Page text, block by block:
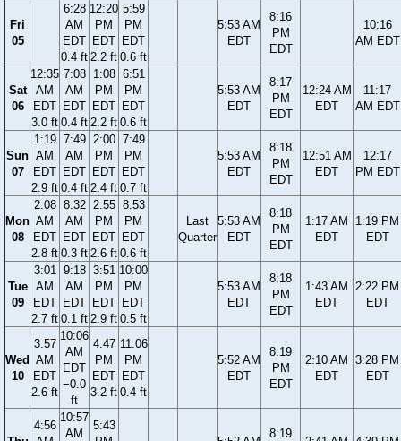
Fri
05
6:28
AM
EDT
0.4 ft
12:20
PM
EDT
2.2 ft
5:59
PM
EDT
0.6 ft
5:53 AM
EDT
8:16
PM
EDT
10:16
AM EDT
Sat
06
12:35
AM
EDT
3.0 ft
7:08
AM
EDT
0.4 ft
1:08
PM
EDT
2.2 ft
6:51
PM
EDT
0.6 ft
5:53 AM
EDT
8:17
PM
EDT
12:24 AM
EDT
11:17
AM EDT
Sun
07
1:19
AM
EDT
2.9 ft
7:49
AM
EDT
0.4 ft
2:00
PM
EDT
2.4 ft
7:49
PM
EDT
0.7 ft
5:53 AM
EDT
8:18
PM
EDT
12:51 AM
EDT
12:17
PM EDT
Mon
08
2:08
AM
EDT
2.8 ft
8:32
AM
EDT
0.3 ft
2:55
PM
EDT
2.6 ft
8:53
PM
EDT
0.6 ft
Last
Quarter
5:53 AM
EDT
8:18
PM
EDT
1:17 AM
EDT
1:19 PM
EDT
Tue
09
3:01
AM
EDT
2.7 ft
9:18
AM
EDT
0.1 ft
3:51
PM
EDT
2.9 ft
10:00
PM
EDT
0.5 ft
5:53 AM
EDT
8:18
PM
EDT
1:43 AM
EDT
2:22 PM
EDT
Wed
10
3:57
AM
EDT
2.6 ft
10:06
AM
EDT
−0.0
ft
4:47
PM
EDT
3.2 ft
11:06
PM
EDT
0.4 ft
5:52 AM
EDT
8:19
PM
EDT
2:10 AM
EDT
3:28 PM
EDT
4:56
10:57
AM
5:43
8:19